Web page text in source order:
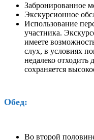
Забронированное
Экскурсионное
Использование
участника.
имеете
слух, в условиях
недалеко отходить
сохраняется
Обед:
Во второй